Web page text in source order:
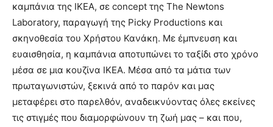
καμπάνια της ΙΚΕΑ, σε concept της The Newtons
Laboratory, παραγωγή της Picky Productions και
σκηνοθεσία του Χρήστου Κανάκη. Με έμπνευση και
ευαισθησία, η καμπάνια αποτυπώνει το ταξίδι στο χρόνο
μέσα σε μια κουζίνα ΙΚΕΑ. Μέσα από τα μάτια των
πρωταγωνιστών, ξεκινά από το παρόν και μας
μεταφέρει στο παρελθόν, αναδεικνύοντας όλες εκείνες
τις στιγμές που διαμορφώνουν τη ζωή μας – και που,